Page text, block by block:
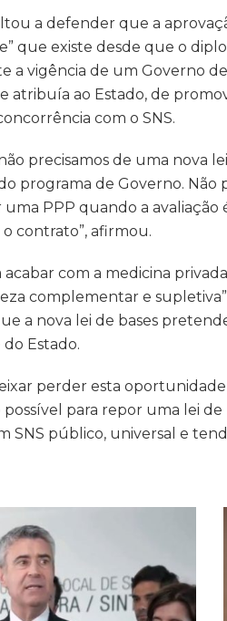
a defender que a
que existe desde que o
a vigência de um Governo
atribuía ao Estado, de
com o SNS.
precisamos de uma nova
programa de Governo.
uma PPP quando a
contrato”, afirmou.
acabar com a medicina
complementar e
a nova lei de bases
Estado.
perder esta
para repor uma lei de
SNS público, universal e